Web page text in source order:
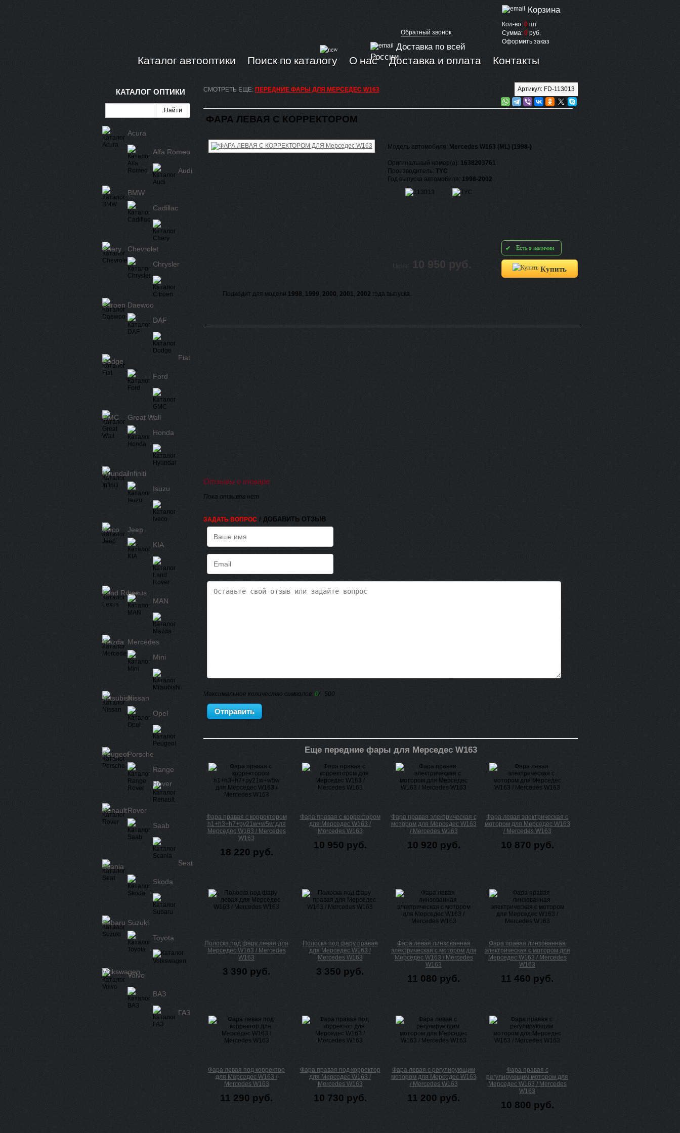
Обратный звонок
Доставка по всей
России
Корзина
Кол-во: 0 шт
Сумма: 0 руб.
Оформить заказ
Каталог автооптики Поиск по каталогу О нас Доставка и оплата Контакты
СМОТРЕТЬ ЕЩЕ: ПЕРЕДНИЕ ФАРЫ ДЛЯ МЕРСЕДЕС W163 Артикул: FD-113013
ФАРА ЛЕВАЯ С КОРРЕКТОРОМ
Модель автомобиля: Mercedes W163 (ML) (1998-)
Оригинальный номер(а): 1638203761
Производитель: TYC
Год выпуска автомобиля: 1998-2002
Цена: 10 950 руб.
Есть в наличии
Купить
Подходит для модели 1998, 1999, 2000, 2001, 2002 года выпуска.
Отзывы о товаре
Пока отзывов нет
ЗАДАТЬ ВОПРОС / ДОБАВИТЬ ОТЗЫВ
Максимальное количество символов: 0/ 500
Еще передние фары для Мерседес W163
Фара правая с корректором
h1+h3+h7+py21w+w5w для
Мерседес W163 / Mercedes
W163
18 220 руб.
Фара правая с корректором
для Мерседес W163 /
Mercedes W163
10 950 руб.
Фара правая электрическая с
мотором для Мерседес W163
/ Mercedes W163
10 920 руб.
Фара левая электрическая с
мотором для Мерседес W163
/ Mercedes W163
10 870 руб.
Полоска под фару левая для
Мерседес W163 / Mercedes
W163
3 390 руб.
Полоска под фару правая
для Мерседес W163 /
Mercedes W163
3 350 руб.
Фара левая линзованная
электрическая с мотором для
Мерседес W163 / Mercedes
W163
11 080 руб.
Фара правая линзованная
электрическая с мотором для
Мерседес W163 / Mercedes
W163
11 460 руб.
Фара левая под корректор
для Мерседес W163 /
Mercedes W163
11 290 руб.
Фара правая под корректор
для Мерседес W163 /
Mercedes W163
10 730 руб.
Фара левая с регулирующим
мотором для Мерседес W163
/ Mercedes W163
11 200 руб.
Фара правая с
регулирующим мотором для
Мерседес W163 / Mercedes
W163
10 800 руб.
КАТАЛОГ ОПТИКИ
Acura
Alfa Romeo
Audi
BMW
Cadillac
Chery
Chevrolet
Chrysler
Citroen Daewoo
DAF
Dodge Fiat
Ford
GMC
Great Wall
Honda
HyundaiInfiniti
Isuzu
Iveco
Jeep
KIA
Land Rover
Lexus
MAN
Mazda Mercedes
Mini
MitsubishiNissan
Opel
PeugeotPorsche
Range
Rover
RenaultRover
Saab
Scania Seat
Skoda
Subaru Suzuki
Toyota
Volkswagen
Volvo
ВАЗ
ГАЗ